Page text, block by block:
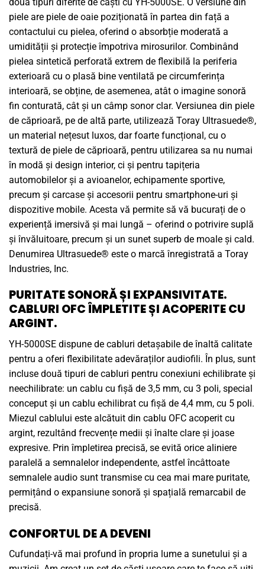
piele are piele de oaie poziționată în partea din față a
contactului cu pielea, oferind o absorbție moderată a
umidității și protecție împotriva mirosurilor. Combinând
pielea sintetică perforată extrem de flexibilă la periferia
exterioară cu o plasă bine ventilată pe circumferința
interioară, se obține, de asemenea, atât o imagine sonoră
fin conturată, cât și un câmp sonor clar. Versiunea din piele
de căprioară, pe de altă parte, utilizează Toray Ultrasuede®,
un material nețesut luxos, dar foarte funcțional, cu o
textură de piele de căprioară, pentru utilizarea sa nu numai
în modă și design interior, ci și pentru tapițeria
automobilelor și a avioanelor, echipamente sportive,
precum și carcase și accesorii pentru smartphone-uri și
dispozitive mobile. Acesta vă permite să vă bucurați de o
experiență imersivă și mai lungă – oferind o potrivire suplă
și învăluitoare, precum și un sunet superb de moale și cald.
Denumirea Ultrasuede® este o marcă înregistrată a Toray
Industries, Inc.
PURITATE SONORĂ ȘI EXPANSIVITATE.
CABLURI OFC ÎMPLETITE ȘI ACOPERITE CU
ARGINT.
YH-5000SE dispune de cabluri detașabile de înaltă calitate
pentru a oferi flexibilitate adevăraților audiofili. În plus, sunt
incluse două tipuri de cabluri pentru conexiuni echilibrate și
neechilibrate: un cablu cu fișă de 3,5 mm, cu 3 poli, special
conceput și un cablu echilibrat cu fișă de 4,4 mm, cu 5 poli.
Miezul cablului este alcătuit din cablu OFC acoperit cu
argint, rezultând frecvențe medii și înalte clare și joase
expresive. Prin împletirea precisă, se evită orice aliniere
paralelă a semnalelor independente, astfel încâttoate
semnalele audio sunt transmise cu cea mai mare puritate,
permițând o expansiune sonoră și spațială remarcabil de
precisă.
CONFORTUL DE A DEVENI
Cufundați-vă mai profund în propria lume a sunetului și a